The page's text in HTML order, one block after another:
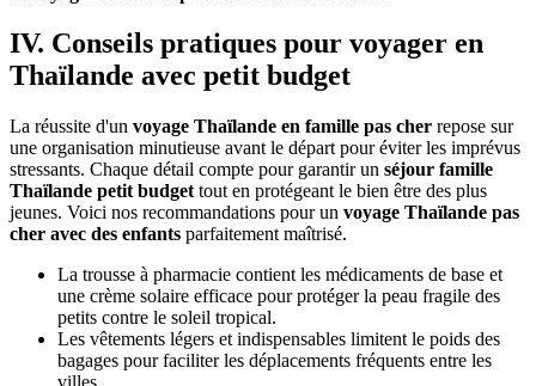
Moment
de
détente
sur
plages
Samui